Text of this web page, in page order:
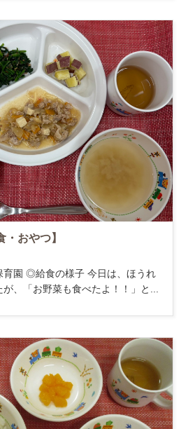
・おやつ】
育園 ◎給食の様子 今日は、ほうれ
、「お野菜も食べたよ！！」と...